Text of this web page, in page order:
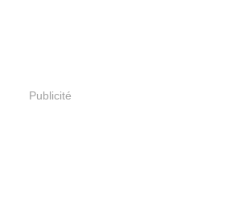
Publicité